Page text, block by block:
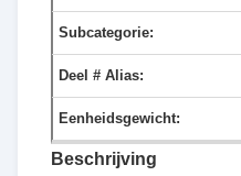
Subcategorie:
Deel # Alias:
Eenheidsgewicht:
Beschrijving